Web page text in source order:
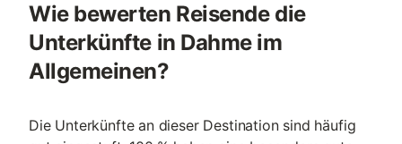
Wie bewerten Reisende die
Unterkünfte in Dahme im
Allgemeinen?
Die Unterkünfte an dieser Destination sind häufig